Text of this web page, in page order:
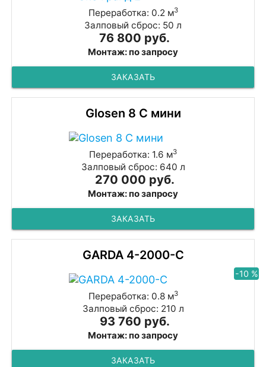
Переработка: 0.2 м3
Залповый сброс: 50 л
76 800 руб.
Монтаж: по запросу
ЗАКАЗАТЬ
Glosen 8 С мини
Переработка: 1.6 м3
Залповый сброс: 640 л
270 000 руб.
Монтаж: по запросу
ЗАКАЗАТЬ
GARDA 4-2000-C
-10 %
Переработка: 0.8 м3
Залповый сброс: 210 л
93 760 руб.
Монтаж: по запросу
ЗАКАЗАТЬ